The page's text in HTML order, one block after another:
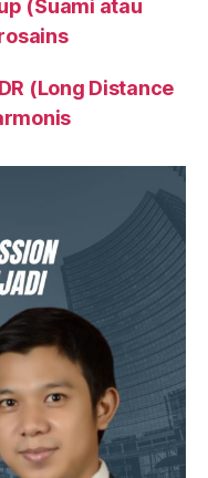
(Suami atau
(Long Distance